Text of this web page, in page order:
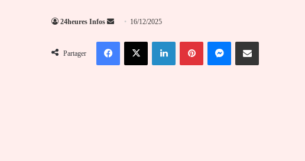
24heures Infos
Envoyer
courriel
16/12/2025
Partager
FacebookX LinkedinPinterestMessengerPartager par email